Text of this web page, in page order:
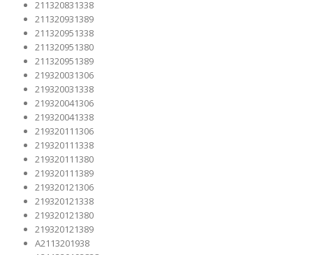
211320831338
211320931389
211320951338
211320951380
211320951389
219320031306
219320031338
219320041306
219320041338
219320111306
219320111338
219320111380
219320111389
219320121306
219320121338
219320121380
219320121389
A2113201938